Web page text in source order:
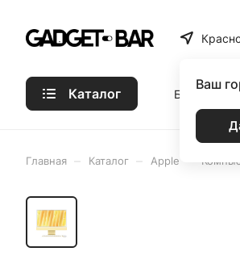
Ваш
Каталог Бренды
Главная Каталог Apple